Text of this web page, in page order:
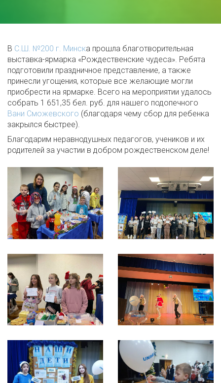
В С.Ш. №200 г. Минска прошла благотворительная
выставка-ярмарка «Рождественские чудеса». Ребята
подготовили праздничное представление, а также
принесли угощения, которые все желающие могли
приобрести на ярмарке. Всего на мероприятии удалось
собрать 1 651,35 бел. руб. для нашего подопечного
Вани Сможевского (благодаря чему сбор для ребенка
закрылся быстрее).
Благодарим неравнодушных педагогов, учеников и их
родителей за участии в добром рождественском деле!